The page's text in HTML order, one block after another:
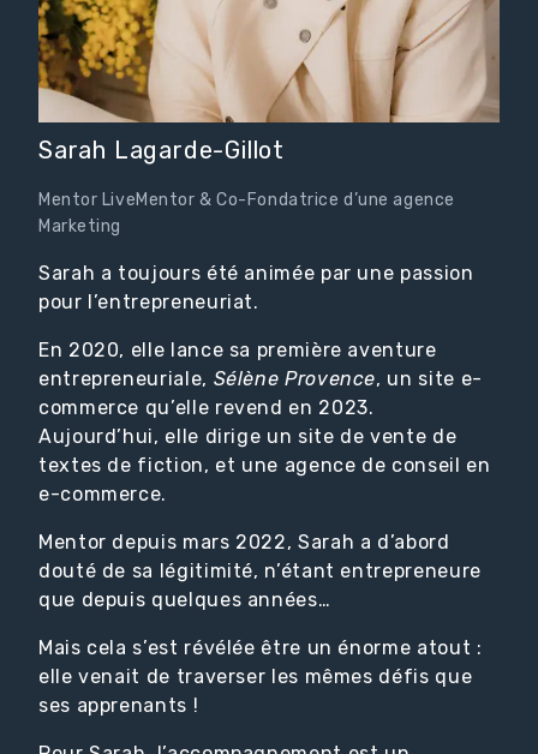
Sarah Lagarde-Gillot
Mentor LiveMentor & Co-Fondatrice d’une agence
Marketing
Sarah a toujours été animée par une passion
pour l’entrepreneuriat.
En 2020, elle lance sa première aventure
entrepreneuriale, Sélène Provence, un site e-
commerce qu’elle revend en 2023.
Aujourd’hui, elle dirige un site de vente de
textes de fiction, et une agence de conseil en
e-commerce.
Mentor depuis mars 2022, Sarah a d’abord
douté de sa légitimité, n’étant entrepreneure
que depuis quelques années…
Mais cela s’est révélée être un énorme atout :
elle venait de traverser les mêmes défis que
ses apprenants !